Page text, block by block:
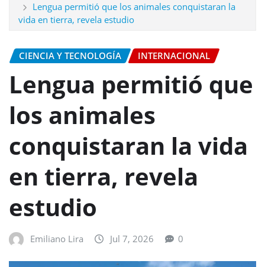
Lengua permitió que los animales conquistaran la
vida en tierra, revela estudio
CIENCIA Y TECNOLOGÍA INTERNACIONAL
Lengua permitió que
los animales
conquistaran la vida
en tierra, revela
estudio
Emiliano Lira Jul 7, 2026 0